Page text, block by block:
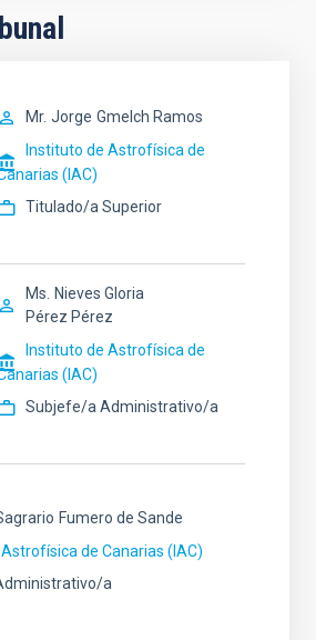
Mr. Jorge Gmelch Ramos
Instituto de Astrofísica de
(IAC)
Titulado/a Superior
Ms.
Nieves Gloria
Pérez Pérez
Instituto de Astrofísica de
(IAC)
Subjefe/a Administrativo/a
Fumero de Sande
de Canarias (IAC)
a